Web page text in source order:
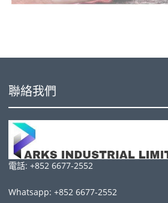
聯絡我們
電話: +852 6677-2552
Whatsapp: +852 6677-2552